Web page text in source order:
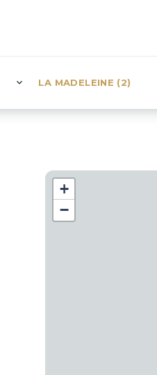
LA MADELEINE (2)
+
−